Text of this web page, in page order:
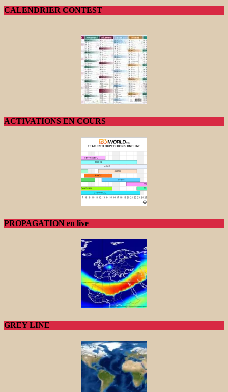
CALENDRIER CONTEST
ACTIVATIONS EN COURS
PROPAGATION en live
GREY LINE